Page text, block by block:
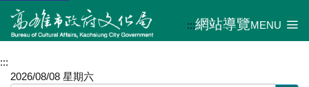
:::網站導覽MENU
:::
2026/08/08 星期六